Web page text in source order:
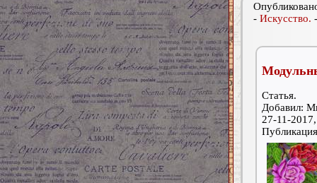
- Искусство.
Статья.
Добавил:
27-11-